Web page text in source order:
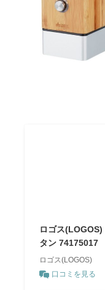
ロゴス
タン 74175017
ロゴス(LOGOS)
口コミを見る